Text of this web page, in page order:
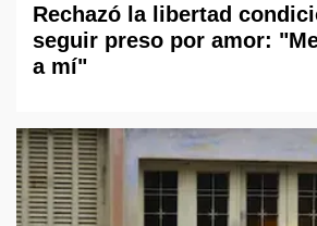
Rechazó la libertad
seguir preso por amor:
a mí"